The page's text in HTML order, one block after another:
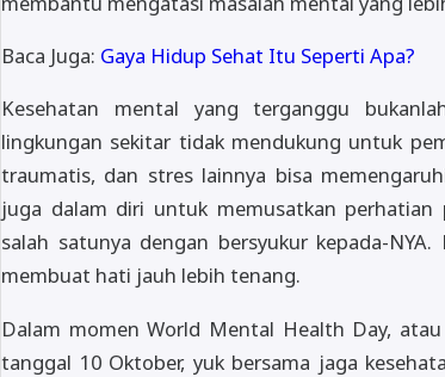
Baca Juga: Gaya Hidup Sehat Itu Seperti Apa?
Kesehatan mental yang terganggu
lingkungan sekitar tidak mendukung untuk
traumatis, dan stres lainnya bisa
juga dalam diri untuk memusatkan
salah satunya dengan bersyukur kepada-
membuat hati jauh lebih tenang.
Dalam momen World Mental Health Day, atau
tanggal 10 Oktober, yuk bersama jaga